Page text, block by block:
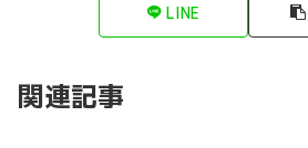
LINE
関連記事